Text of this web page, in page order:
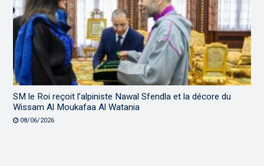
SM le Roi reçoit l’alpiniste Nawal Sfendla et la décore du
Wissam Al Moukafaa Al Watania
08/06/2026